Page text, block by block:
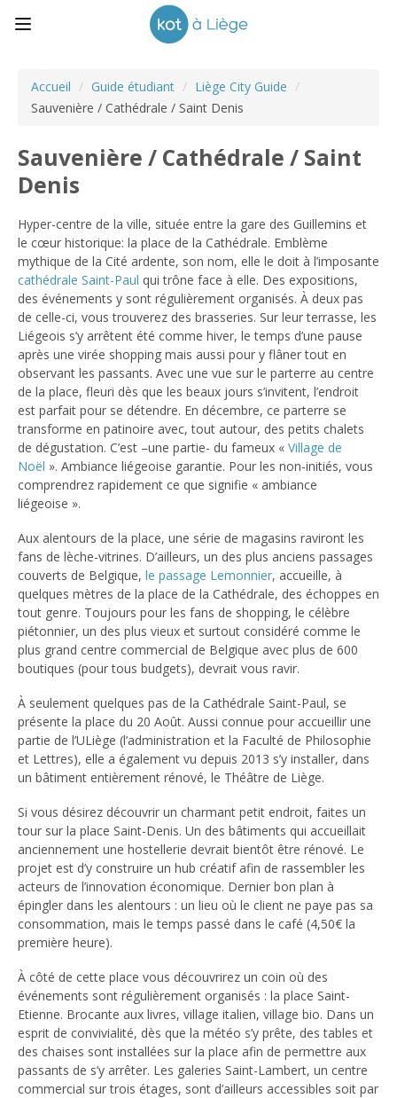
Accueil / Guide étudiant / Liège City Guide /
Sauvenière / Cathédrale / Saint Denis
Sauvenière / Cathédrale / Saint
Denis
Hyper-centre de la ville, située entre la gare des Guillemins et
le cœur historique: la place de la Cathédrale. Emblème
mythique de la Cité ardente, son nom, elle le doit à l’imposante
cathédrale Saint-Paul qui trône face à elle. Des expositions,
des événements y sont régulièrement organisés. À deux pas
de celle-ci, vous trouverez des brasseries. Sur leur terrasse, les
Liégeois s’y arrêtent été comme hiver, le temps d’une pause
après une virée shopping mais aussi pour y flâner tout en
observant les passants. Avec une vue sur le parterre au centre
de la place, fleuri dès que les beaux jours s’invitent, l’endroit
est parfait pour se détendre. En décembre, ce parterre se
transforme en patinoire avec, tout autour, des petits chalets
de dégustation. C’est –une partie- du fameux « Village de
Noël ». Ambiance liégeoise garantie. Pour les non-initiés, vous
comprendrez rapidement ce que signifie « ambiance
liégeoise ».
Aux alentours de la place, une série de magasins raviront les
fans de lèche-vitrines. D’ailleurs, un des plus anciens passages
couverts de Belgique, le passage Lemonnier, accueille, à
quelques mètres de la place de la Cathédrale, des échoppes en
tout genre. Toujours pour les fans de shopping, le célèbre
piétonnier, un des plus vieux et surtout considéré comme le
plus grand centre commercial de Belgique avec plus de 600
boutiques (pour tous budgets), devrait vous ravir.
À seulement quelques pas de la Cathédrale Saint-Paul, se
présente la place du 20 Août. Aussi connue pour accueillir une
partie de l’ULiège (l’administration et la Faculté de Philosophie
et Lettres), elle a également vu depuis 2013 s’y installer, dans
un bâtiment entièrement rénové, le Théâtre de Liège.
Si vous désirez découvrir un charmant petit endroit, faites un
tour sur la place Saint-Denis. Un des bâtiments qui accueillait
anciennement une hostellerie devrait bientôt être rénové. Le
projet est d’y construire un hub créatif afin de rassembler les
acteurs de l’innovation économique. Dernier bon plan à
épingler dans les alentours : un lieu où le client ne paye pas sa
consommation, mais le temps passé dans le café (4,50€ la
première heure).
À côté de cette place vous découvrirez un coin où des
événements sont régulièrement organisés : la place Saint-
Etienne. Brocante aux livres, village italien, village bio. Dans un
esprit de convivialité, dès que la météo s’y prête, des tables et
des chaises sont installées sur la place afin de permettre aux
passants de s’y arrêter. Les galeries Saint-Lambert, un centre
commercial sur trois étages, sont d’ailleurs accessibles soit par